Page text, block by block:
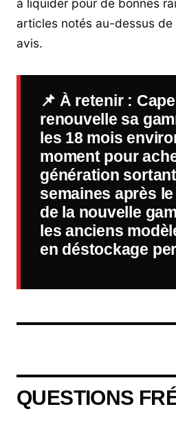
à liquider pour de bonnes
articles notés au-dessus
avis.
📌 À retenir:
renouvelle sa
les 18 mois
moment pour
génération
semaines après
de la nouvelle
les anciens
en déstockage
QUESTIONS